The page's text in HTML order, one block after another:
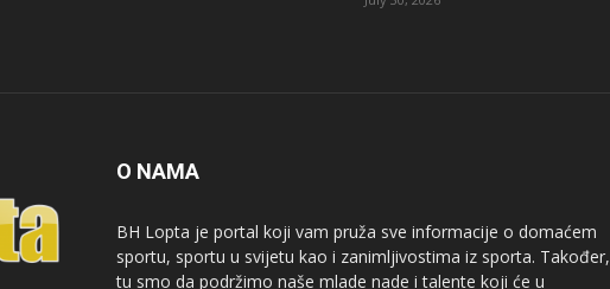
O NAMA
BH Lopta je portal koji vam pruža sve informacije o domaćem
sportu, sportu u svijetu kao i zanimljivostima iz sporta. Također,
tu smo da podržimo naše mlade nade i talente koji će u